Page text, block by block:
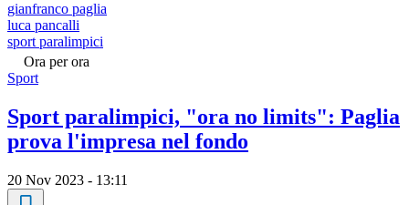
gianfranco paglia
luca pancalli
sport paralimpici
Ora per ora
Sport
Sport paralimpici, "ora no limits": Paglia
prova l'impresa nel fondo
20 Nov 2023 - 13:11